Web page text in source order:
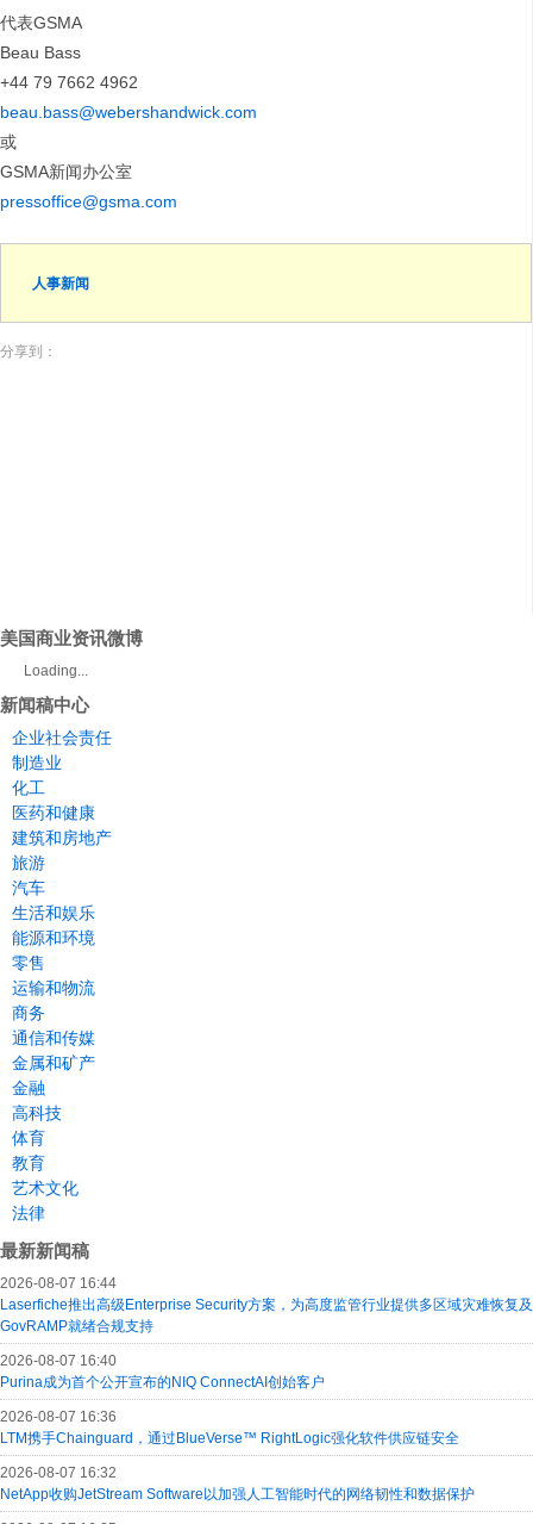
代表GSMA
Beau Bass
+44 79 7662 4962
beau.bass@webershandwick.com
或
GSMA新闻办公室
pressoffice@gsma.com
人事新闻
分享到：
美国商业资讯微博
Loading...
新闻稿中心
企业社会责任
制造业
化工
医药和健康
建筑和房地产
旅游
汽车
生活和娱乐
能源和环境
零售
运输和物流
商务
通信和传媒
金属和矿产
金融
高科技
体育
教育
艺术文化
法律
最新新闻稿
2026-08-07 16:44
Laserfiche推出高级Enterprise Security方案，为高度监管行业提供多区域灾难恢复及
GovRAMP就绪合规支持
2026-08-07 16:40
Purina成为首个公开宣布的NIQ ConnectAI创始客户
2026-08-07 16:36
LTM携手Chainguard，通过BlueVerse™ RightLogic强化软件供应链安全
2026-08-07 16:32
NetApp收购JetStream Software以加强人工智能时代的网络韧性和数据保护